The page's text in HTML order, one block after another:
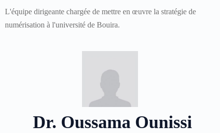
L'équipe dirigeante chargée de mettre en œuvre la stratégie de
numérisation à l'université de Bouira.
Dr. Oussama Ounissi